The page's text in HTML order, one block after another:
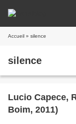
Accueil » silence
silence
Lucio Capece,
Boim, 2011)